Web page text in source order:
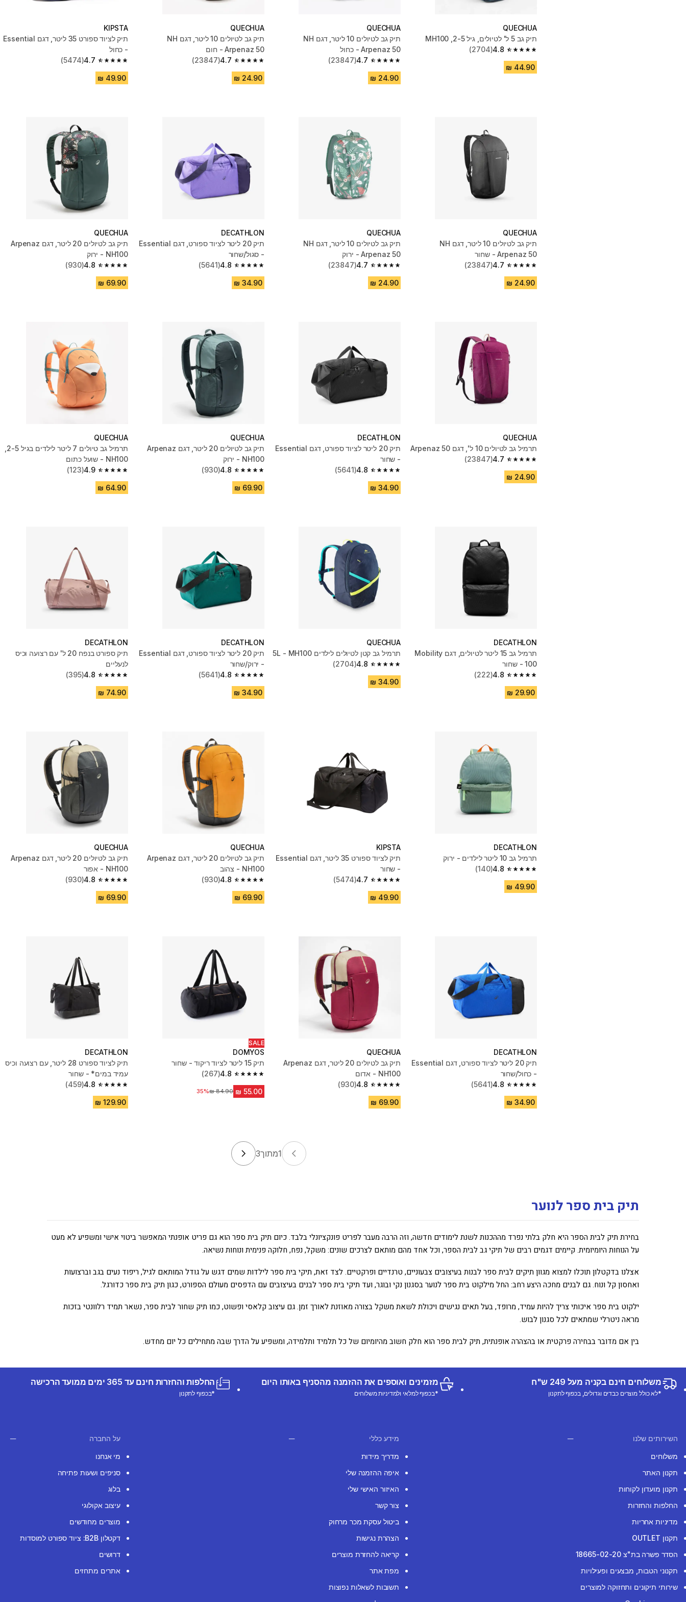
QUECHUA
תיק גב 5 ל' לטיולים, גיל 2-5, MH100
4.8
4.8 out of 5 stars from 2704 reviews
(2704)
QUECHUA
תיק גב לטיולים 10 ליטר, דגם‏ NH
Arpenaz 50 - כחול
4.7
4.7 out of 5 stars from 23847 reviews
(23847)
QUECHUA
תיק גב לטיולים 10 ליטר, דגם NH
Arpenaz 50 - חום
4.7
4.7 out of 5 stars from 23847 reviews
(23847)
KIPSTA
תיק לציוד ספורט 35 ליטר, דגם Essential
- כחול
4.7
4.7 out of 5 stars from 5474 reviews
(5474)
QUECHUA
תיק גב לטיולים 10 ליטר, דגם NH
Arpenaz 50 - שחור
4.7
4.7 out of 5 stars from 23847 reviews
(23847)
QUECHUA
תיק גב לטיולים 10 ליטר, דגם NH
Arpenaz 50 - ירוק
4.7
4.7 out of 5 stars from 23847 reviews
(23847)
DECATHLON
תיק 20 ליטר לציוד ספורט, דגם Essential
- סגול/שחור
4.8
4.8 out of 5 stars from 5641 reviews
(5641)
QUECHUA
תיק גב לטיולים 20 ליטר, דגם Arpenaz
NH100 - ירוק
4.8
4.8 out of 5 stars from 930 reviews
(930)
QUECHUA
תרמיל גב לטיולים 10 ל', דגם Arpenaz 50
4.7
4.7 out of 5 stars from 23847 reviews
(23847)
DECATHLON
תיק 20 ליטר לציוד ספורט, דגם Essential
- שחור
4.8
4.8 out of 5 stars from 5641 reviews
(5641)
QUECHUA
תיק גב לטיולים 20 ליטר, דגם Arpenaz
NH100 - ירוק
4.8
4.8 out of 5 stars from 930 reviews
(930)
QUECHUA
NH100 - שועל כתום
4.9
4.9 out of 5 stars from 123 reviews
(123)
DECATHLON
תרמיל גב 15 ליטר לטיולים, דגם Mobility
100 - שחור
4.8
4.8 out of 5 stars from 222 reviews
(222)
QUECHUA
תרמיל גב קטן לטיולים לילדים 5L - MH100
4.8
4.8 out of 5 stars from 2704 reviews
(2704)
DECATHLON
תיק 20 ליטר לציוד ספורט, דגם Essential
- ירוק/שחור
4.8
4.8 out of 5 stars from 5641 reviews
(5641)
DECATHLON
תיק ספורט בנפח 20 ל' עם רצועה וכיס
לנעליים
4.8
4.8 out of 5 stars from 395 reviews
(395)
DECATHLON
תרמיל גב 10 ליטר לילדים - ירוק
4.8
4.8 out of 5 stars from 140 reviews
(140)
KIPSTA
תיק לציוד ספורט 35 ליטר, דגם Essential
- שחור
4.7
4.7 out of 5 stars from 5474 reviews
(5474)
QUECHUA
תיק גב לטיולים 20 ליטר, דגם Arpenaz
NH100 - צהוב
4.8
4.8 out of 5 stars from 930 reviews
(930)
QUECHUA
תיק גב לטיולים 20 ליטר, דגם Arpenaz
NH100 - אפור
4.8
4.8 out of 5 stars from 930 reviews
(930)
DECATHLON
תיק 20 ליטר לציוד ספורט, דגם Essential
- כחול/שחור
4.8
4.8 out of 5 stars from 5641 reviews
(5641)
QUECHUA
תיק גב לטיולים 20 ליטר, דגם Arpenaz
NH100 - אדום
4.8
4.8 out of 5 stars from 930 reviews
(930)
SALE
DOMYOS
תיק 15 ליטר לציוד ריקוד - שחור
4.8
4.8 out of 5 stars from 267 reviews
(267)
מחיר לפני הנחה‏84.90 ₪
35%
DECATHLON
תיק לציוד ספורט 28 ליטר, עם רצועה וכיס
עמיד במים* - שחור
4.8
4.8 out of 5 stars from 459 reviews
(459)
1מתוך3
תיק בית ספר לנוער
בחירת תיק לבית הספר היא חלק בלתי נפרד מההכנות לשנת לימודים חדשה, וזה הרבה מעבר לפריט פונקציונלי בלבד. כיום תיק בית ספר הוא גם פריט אופנתי המאפשר ביטוי אישי ומשפיע לא מעט
על הנוחות היומיומית. קיימים דגמים רבים של תיקי גב לבית הספר, וכל אחד מהם מותאם לצרכים שונים: משקל, נפח, חלוקה פנימית ונוחות נשיאה.
אצלנו בדקטלון תוכלו למצוא מגוון תיקים לבית ספר לבנות בעיצובים צבעוניים, טרנדיים ופרקטיים. לצד זאת, תיקי בית ספר לילדות שמים דגש על גודל המותאם לגיל, ריפוד נעים בגב וברצועות
ואחסון קל ונוח. גם לבנים מחכה היצע רחב: החל מילקוט בית ספר לנוער בסגנון נקי ובוגר, ועד תיקי בית ספר לבנים בעיצובים עם הדפסים מעולם הספורט, כגון תיק בית ספר כדורגל.
ילקוט בית ספר איכותי צריך להיות עמיד, מרופד, בעל תאים נגישים ויכולת לשאת משקל בצורה מאוזנת לאורך זמן. גם עיצוב קלאסי ופשוט, כמו תיק שחור לבית ספר, נשאר תמיד רלוונטי בזכות
מראה ניטרלי שמתאים לכל סגנון לבוש.
בין אם מדובר בבחירה פרקטית או בהצהרה אופנתית, תיק לבית ספר הוא חלק חשוב מהיומיום של כל תלמיד ותלמידה, ומשפיע על הדרך שבה מתחילים כל יום מחדש.
משלוחים חינם בקניה מעל 249 ש"ח
*לא כולל מוצרים כבדים וגדולים, בכפוף לתקנון
מזמינים ואוספים את ההזמנה מהסניף באותו היום
*בכפוף למלאי ולמדיניות משלוחים
החלפות והחזרות חינם עד 365 ימים ממועד הרכישה
*בכפוף לתקנון
השירותים שלנו
משלוחים
תקנון האתר
תקנון מועדון לקוחות
החלפות והחזרות
מדיניות אחריות
תקנון OUTLET
הסדר פשרה בת"צ 18665-02-20
תקנוני הטבות, מבצעים ופעילויות
שירותי תיקונים ותחזוקה למוצרים
מידע כללי
מדריך מידות
איפה ההזמנה שלי
האיזור האישי שלי
צור קשר
ביטול עסקת מכר מרחוק
הצהרת נגישות
קריאה להחזרת מוצרים
מפת אתר
תשובות לשאלות נפוצות
על החברה
מי אנחנו
סניפים ושעות פתיחה
בלוג
עיצוב אקולוגי
מוצרים מחודשים
דקטלון B2B: ציוד ספורט למוסדות
דרושים
אתרים מתחזים